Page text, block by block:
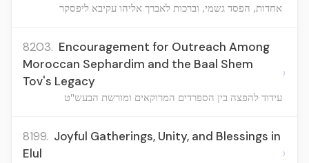
אחדות, הפסד גשמי, וברכות לאברך אליהו עקיבא ליפסקר
8203. Encouragement for Outreach Among
Moroccan Sephardim and the Baal Shem
Tov's Legacy
עידוד להפצה בין הספרדים המרוקאים ומורשת הבעש"ט
›
8199. Joyful Gatherings, Unity, and Blessings in
Elul
›